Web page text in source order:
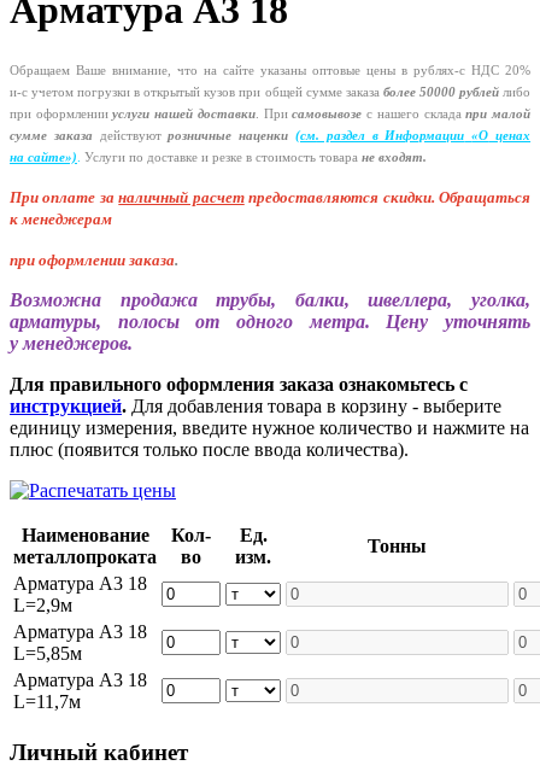
Арматура А3 18
Обращаем Ваше внимание, что на сайте указаны оптовые цены в рублях-с НДС 20%
и-с учетом погрузки в открытый кузов при общей сумме заказа более 50000 рублейлибо
при оформленииуслуги нашей доставки. Присамовывозе с нашего складапри малой
сумме заказа
действуютрозничные наценки (см. раздел в Информации «О ценах
на сайте»). Услуги по доставке и резке в стоимость товара не входят.
При оплате заналичный расчет предоставляются скидки. Обращаться
к менеджерам
при оформлении заказа.
Возможна продажа трубы, балки, швеллера, уголка,
арматуры, полосы от одного метра. Цену уточнять
у менеджеров.
Для правильного оформления заказа ознакомьтесь с
инструкцией. Для добавления товара в корзину - выберите
единицу измерения, введите нужное количество и нажмите на
плюс (появится только после ввода количества).
Наименование
металлопроката
Кол-
во
Ед.
изм.
Тонны
Арматура А3 18
L=2,9м
Арматура А3 18
L=5,85м
Арматура А3 18
L=11,7м
Личный кабинет